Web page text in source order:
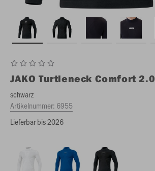
JAKO Turtleneck Comfort 2.0
schwarz
Artikelnummer: 6955
Lieferbar bis 2026